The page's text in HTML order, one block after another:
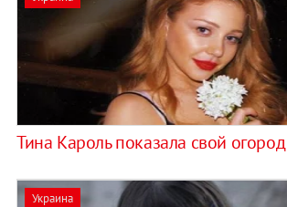
Тина Кароль показала свой огород
Украина